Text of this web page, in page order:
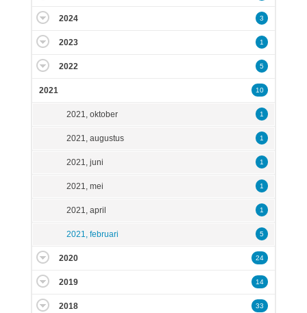
2024 3
2023 1
2022 5
2021 10
2021, oktober 1
2021, augustus 1
2021, juni 1
2021, mei 1
2021, april 1
2021, februari 5
2020 24
2019 14
2018 33